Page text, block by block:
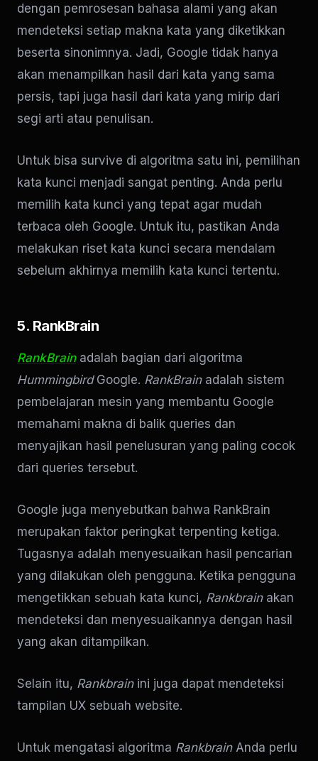
dengan pemrosesan bahasa alami yang akan
mendeteksi setiap makna kata yang diketikkan
beserta sinonimnya. Jadi, Google tidak hanya
akan menampilkan hasil dari kata yang sama
persis, tapi juga hasil dari kata yang mirip dari
segi arti atau penulisan.
Untuk bisa survive di algoritma satu ini, pemilihan
kata kunci menjadi sangat penting. Anda perlu
memilih kata kunci yang tepat agar mudah
terbaca oleh Google. Untuk itu, pastikan Anda
melakukan riset kata kunci secara mendalam
sebelum akhirnya memilih kata kunci tertentu.
5. RankBrain
RankBrainadalah bagian dari algoritma
HummingbirdGoogle. RankBrainadalah sistem
pembelajaran mesin yang membantu Google
memahami makna di balik queries dan
menyajikan hasil penelusuran yang paling cocok
dari queries tersebut.
Google juga menyebutkan bahwa RankBrain
merupakan faktor peringkat terpenting ketiga.
Tugasnya adalah menyesuaikan hasil pencarian
yang dilakukan oleh pengguna. Ketika pengguna
mengetikkan sebuah kata kunci, Rankbrainakan
mendeteksi dan menyesuaikannya dengan hasil
yang akan ditampilkan.
Selain itu, Rankbrain ini juga dapat mendeteksi
tampilan UX sebuah website.
Untuk mengatasi algoritma RankbrainAnda perlu